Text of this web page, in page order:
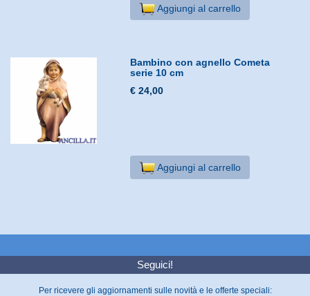
Aggiungi al carrello
Bambino con agnello Cometa
serie 10 cm
€ 24,00
Aggiungi al carrello
Seguici!
Per ricevere gli aggiornamenti sulle novità e le offerte speciali: